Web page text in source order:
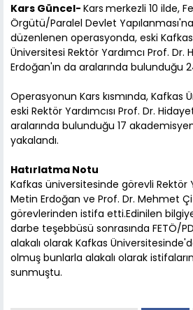
Kars Güncel- Kars merkezli 10 ilde,
Örgütü/Paralel Devlet
düzenlenen operasyonda, eski Kafkas
Üniversitesi Rektör Yardımcı Prof. Dr.
Erdoğan'ın da aralarında bulunduğu
Operasyonun Kars kısmında, Kafkas
eski Rektör Yardımcısı Prof. Dr.
aralarında bulunduğu 17
yakalandı.
Hatırlatma Notu
Kafkas üniversitesinde görevli Rektör
Metin Erdoğan ve Prof. Dr. Mehmet
görevlerinden istifa etti.Edinilen
darbe teşebbüsü sonrasında FETÖ/
alakalı olarak Kafkas
olmuş bunlarla alakalı olarak
sunmuştu.